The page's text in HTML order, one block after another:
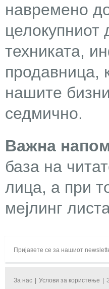
навремено
целокупниот
техниката,
продавница,
нашите
седмично.
Важна
база на
лица, а при
мејлинг
Пријавете се за нашиот
За нас Услови за користење